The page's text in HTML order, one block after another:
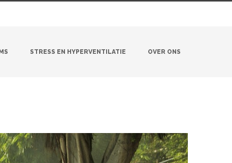
STRESS EN HYPERVENTILATIE OVER ONS